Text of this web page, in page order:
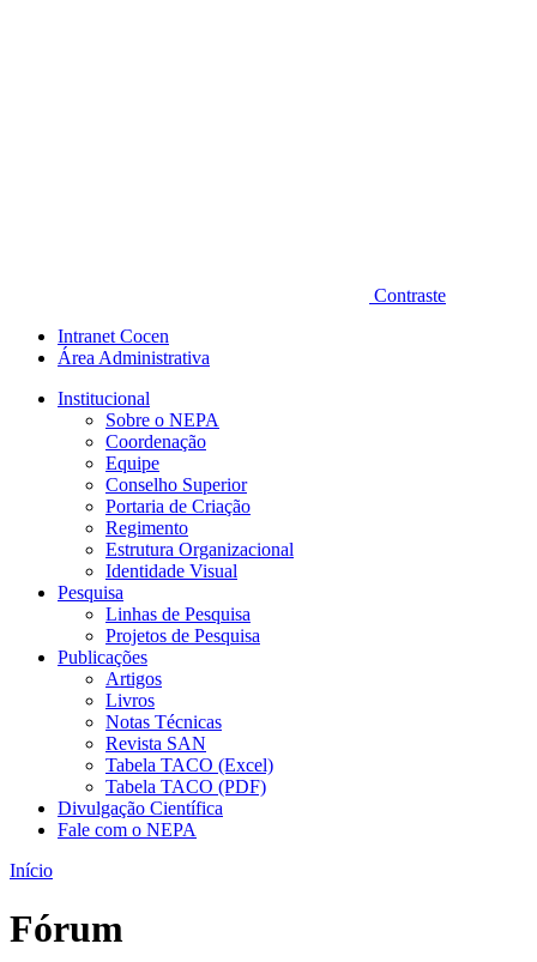
Contraste
Intranet Cocen
Área Administrativa
Institucional
Sobre o NEPA
Coordenação
Equipe
Conselho Superior
Portaria de Criação
Regimento
Estrutura Organizacional
Identidade Visual
Pesquisa
Linhas de Pesquisa
Projetos de Pesquisa
Publicações
Artigos
Livros
Notas Técnicas
Revista SAN
Tabela TACO (Excel)
Tabela TACO (PDF)
Divulgação Científica
Fale com o NEPA
Início
Fórum